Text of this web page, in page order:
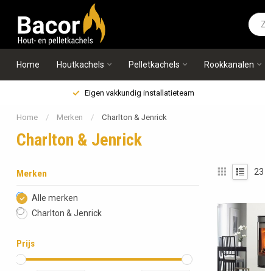
Home Houtkachels Pelletkachels Rookkanalen
Eigen vakkundig installatieteam
Home / Merken / Charlton & Jenrick
Charlton & Jenrick
Merken
Alle merken
Charlton & Jenrick
Prijs
23